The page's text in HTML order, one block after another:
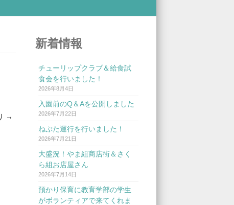
→
新着情報
チューリップクラブ＆給食試
食会を行いました！
2026年8月4日
入園前のQ＆Aを公開しました
2026年7月22日
ねぷた運行を行いました！
2026年7月21日
大盛況！やま組商店街＆さく
ら組お店屋さん
2026年7月14日
預かり保育に教育学部の学生
がボランティアで来てくれま